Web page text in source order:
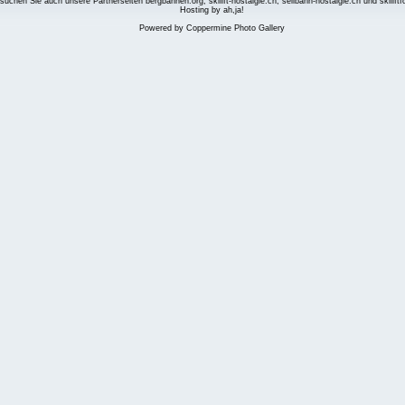
Hosting by ah,ja!
Powered by Coppermine Photo Gallery